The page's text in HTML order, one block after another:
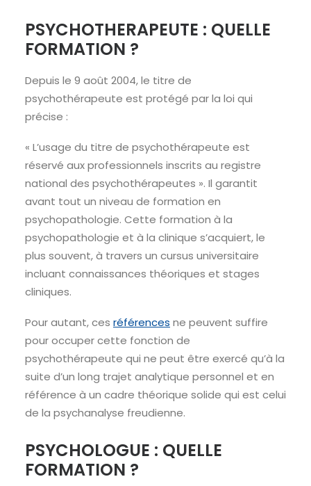
PSYCHOTHERAPEUTE : QUELLE
FORMATION ?
Depuis le 9 août 2004, le titre de
psychothérapeute est protégé par la loi qui
précise :
« L’usage du titre de psychothérapeute est
réservé aux professionnels inscrits au registre
national des psychothérapeutes ». Il garantit
avant tout un niveau de formation en
psychopathologie. Cette formation à la
psychopathologie et à la clinique s’acquiert, le
plus souvent, à travers un cursus universitaire
incluant connaissances théoriques et stages
cliniques.
Pour autant, ces références ne peuvent suffire
pour occuper cette fonction de
psychothérapeute qui ne peut être exercé qu’à la
suite d’un long trajet analytique personnel et en
référence à un cadre théorique solide qui est celui
de la psychanalyse freudienne.
PSYCHOLOGUE : QUELLE
FORMATION ?